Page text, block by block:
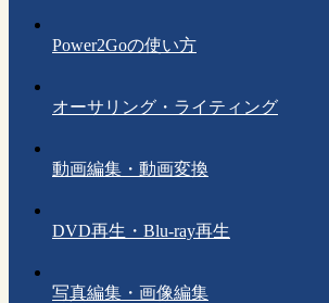
Power2Goの使い方
オーサリング・ライティング
動画編集・動画変換
DVD再生・Blu-ray再生
写真編集・画像編集